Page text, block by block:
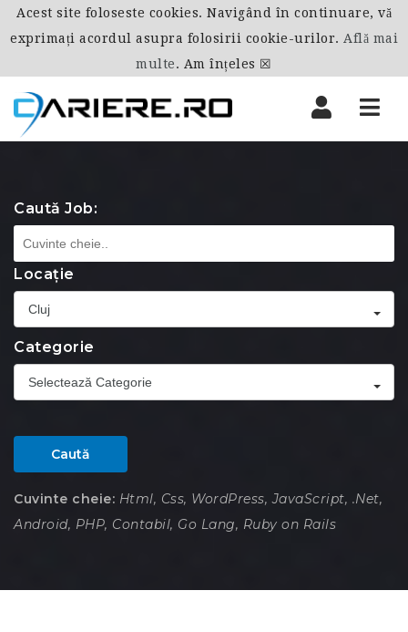
Caută Job:
Locație
Cluj
Categorie
Selectează Categorie
Caută
Cuvinte cheie: Html, Css, WordPress, JavaScript, .Net,
Android, PHP, Contabil, Go Lang, Ruby on Rails
Acest site foloseste cookies. Navigând în continuare, vă
exprimați acordul asupra folosirii cookie-urilor. Află mai
multe. Am înțeles ☒